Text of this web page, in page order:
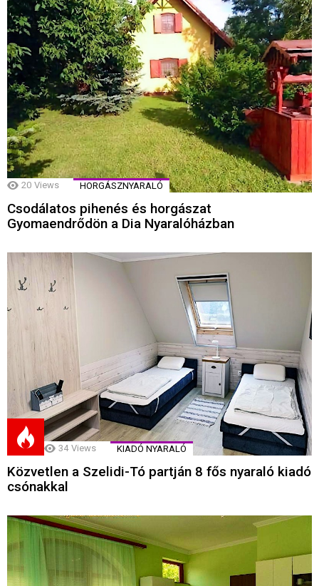
20 Views HORGÁSZNYARALÓ
Csodálatos pihenés és horgászat
Gyomaendrődön a Dia Nyaralóházban
34 Views KIADÓ NYARALÓ
Közvetlen a Szelidi-Tó partján 8 fős nyaraló kiadó
csónakkal